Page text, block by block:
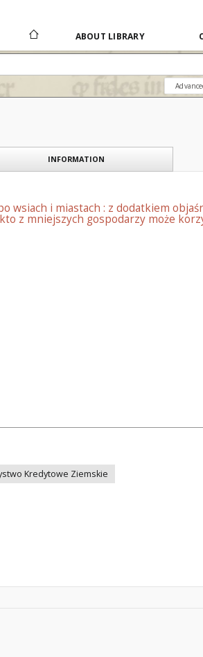
ABOUT LIBRARY
INFORMATION
wsiach i miastach : z dodatkiem
z mniejszych gospodarzy może
Kredytowe Ziemskie